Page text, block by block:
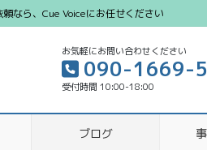
なら、Cue Voiceにお任せください
お気軽にお問い合わせください
090-1669-
受付時間 10:00-18:00
ブログ